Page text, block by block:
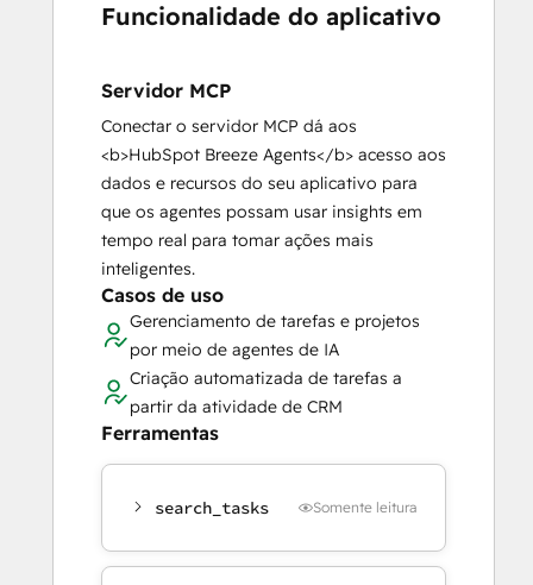
Funcionalidade do aplicativo
Servidor MCP
Conectar o servidor MCP dá aos
<b>HubSpot Breeze Agents</b> acesso aos
dados e recursos do seu aplicativo para
que os agentes possam usar insights em
tempo real para tomar ações mais
inteligentes.
Casos de uso
Gerenciamento de tarefas e projetos
por meio de agentes de IA
Criação automatizada de tarefas a
partir da atividade de CRM
Ferramentas
search_tasks Somente leitura